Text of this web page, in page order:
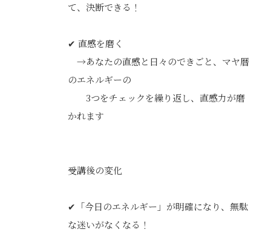
て、決断できる！
✔ 直感を磨く
→あなたの直感と日々のできごと、マヤ暦
のエネルギーの
3つをチェックを繰り返し、直感力が磨
かれます
受講後の変化
✔「今日のエネルギー」が明確になり、無駄
な迷いがなくなる！